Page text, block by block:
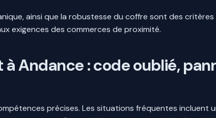
ainsi que la robustesse du coffre sont des
exigences des commerces de proximité.
Andance : code oublié,
précises. Les situations fréquentes incluent